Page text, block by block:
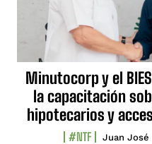
Minutocorp y el
la capacitación
hipotecarios y
#NTF Juan José